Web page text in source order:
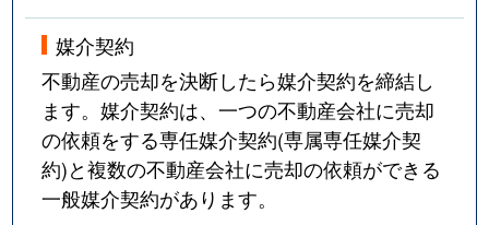
媒介契約
不動産の売却を決断したら媒介契約を締結し
ます。媒介契約は、一つの不動産会社に売却
の依頼をする専任媒介契約(専属専任媒介契
約)と複数の不動産会社に売却の依頼ができる
一般媒介契約があります。